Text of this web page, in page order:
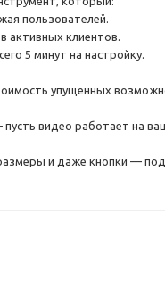
пользователей.
активных клиентов.
5 минут на настройку.
упущенных
видео работает на
и даже кнопки —